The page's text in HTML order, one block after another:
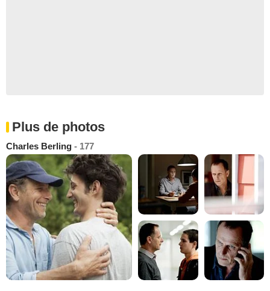
Plus de photos
Charles Berling - 177